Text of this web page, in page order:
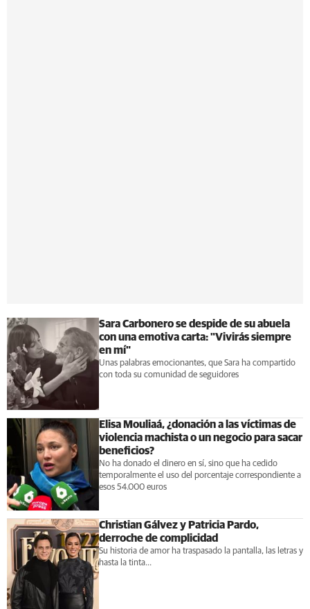
Sara Carbonero se despide de su abuela
con una emotiva carta: "Vivirás siempre
en mí"
Unas palabras emocionantes, que Sara ha compartido
con toda su comunidad de seguidores
Elisa Mouliaá, ¿donación a las víctimas de
violencia machista o un negocio para sacar
beneficios?
No ha donado el dinero en sí, sino que ha cedido
temporalmente el uso del porcentaje correspondiente a
esos 54.000 euros
Christian Gálvez y Patricia Pardo,
derroche de complicidad
Su historia de amor ha traspasado la pantalla, las letras y
hasta la tinta...